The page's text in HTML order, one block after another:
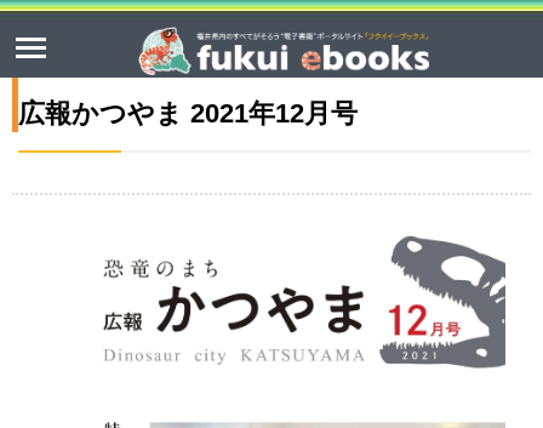
広報かつやま 2021年12月号